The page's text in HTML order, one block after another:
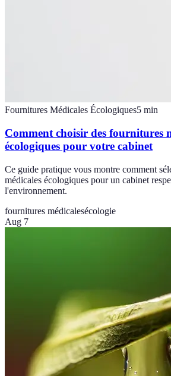
Fournitures Médicales Écologiques5 min
Comment choisir des fournitures
écologiques pour votre cabinet
Ce guide pratique vous montre comment
médicales écologiques pour un cabinet
l'environnement.
fournitures médicalesécologie
Aug 7